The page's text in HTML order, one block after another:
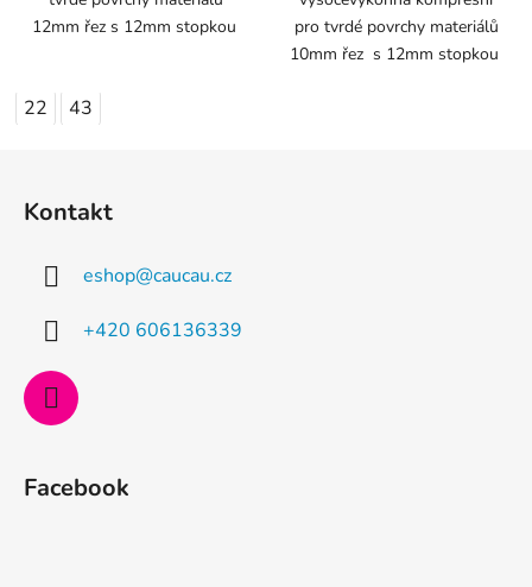
12mm řez s 12mm stopkou
22 43
pro tvrdé povrchy materiálů
10mm řez s 12mm stopkou
Kontakt
eshop@caucau.cz
+420 606136339
Facebook